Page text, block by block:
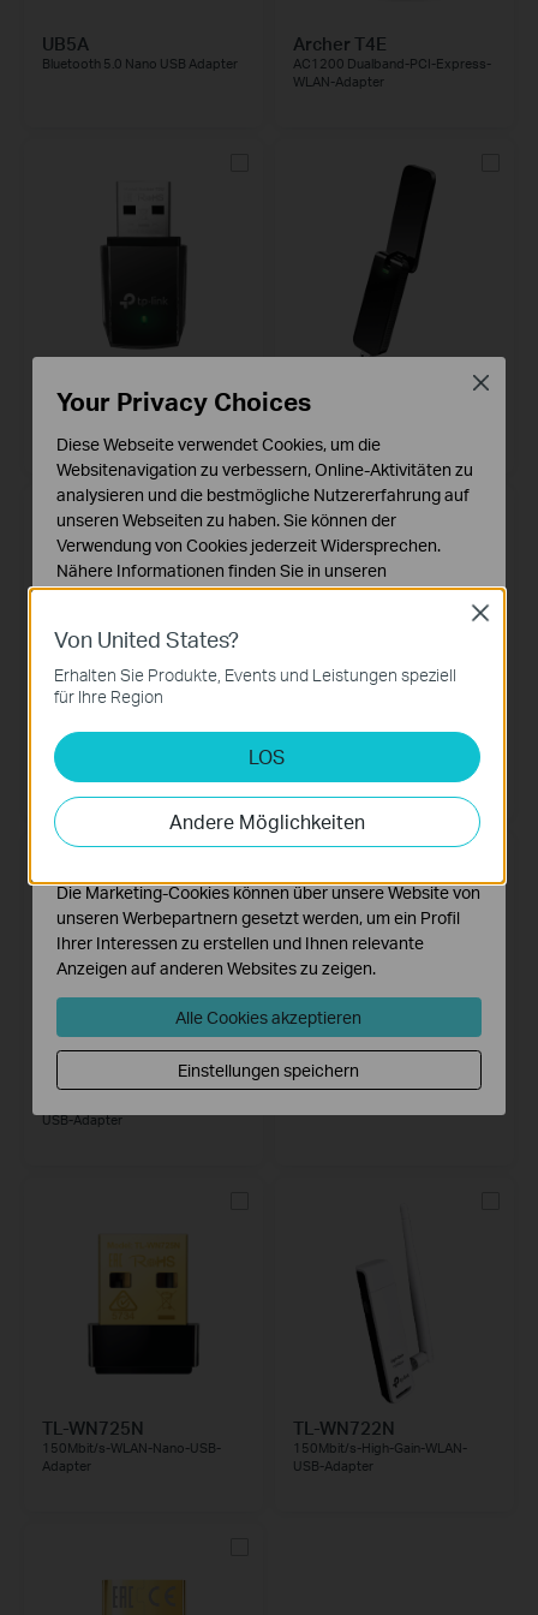
UB5A
Bluetooth 5.0 Nano USB Adapter
Archer T4E
AC1200 Dualband-PCI-Express-
WLAN-Adapter
Archer T3U
AC1300- MU-MIMO -USB-WLAN-
AC1300-Dualband-USB-WLAN-
Archer T2U
AC600-Dualband-USB-WLAN-
Adapter
TL-WN823N
TL-WN822N
USB-Adapter
TL-WN821N
TL-WN725N
150Mbit/s-WLAN-Nano-USB-
Adapter
TL-WN722N
150Mbit/s-High-Gain-WLAN-
USB-Adapter
Von United States?
Erhalten Sie Produkte, Events und Leistungen speziell
für Ihre Region
LOS
Andere Möglichkeiten
Close
Your Privacy Choices
Diese Webseite verwendet Cookies, um die
Websitenavigation zu verbessern, Online-Aktivitäten zu
analysieren und die bestmögliche Nutzererfahrung auf
unseren Webseiten zu haben. Sie können der
Verwendung von Cookies jederzeit Widersprechen.
Nähere Informationen finden Sie in unseren
Datenschutzhinweisen.
Notwendige Cookies
erforderlich und können in Ihren Systemen nicht
Analyse- und Marketing-Cookies
Analyse-Cookies ermöglichen es uns, Ihre Aktivitäten
auf unserer Website zu analysieren, um die
Funktionsweise unserer Website zu verbessern und
Die Marketing-Cookies können über unsere Website von
unseren Werbepartnern gesetzt werden, um ein Profil
Ihrer Interessen zu erstellen und Ihnen relevante
Anzeigen auf anderen Websites zu zeigen.
Alle Cookies akzeptieren
Einstellungen speichern
Close